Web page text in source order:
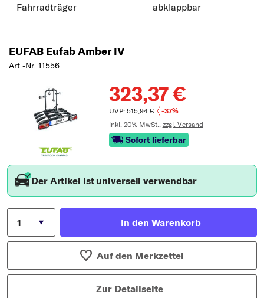
Fahrradträger
abklappbar
EUFAB Eufab Amber IV
Art.-Nr. 11556
323,37 €
UVP: 515,94 €
-37%
inkl. 20% MwSt., zzgl. Versand
Sofort lieferbar
Der Artikel ist universell verwendbar
In den Warenkorb
Auf den Merkzettel
Zur Detailseite